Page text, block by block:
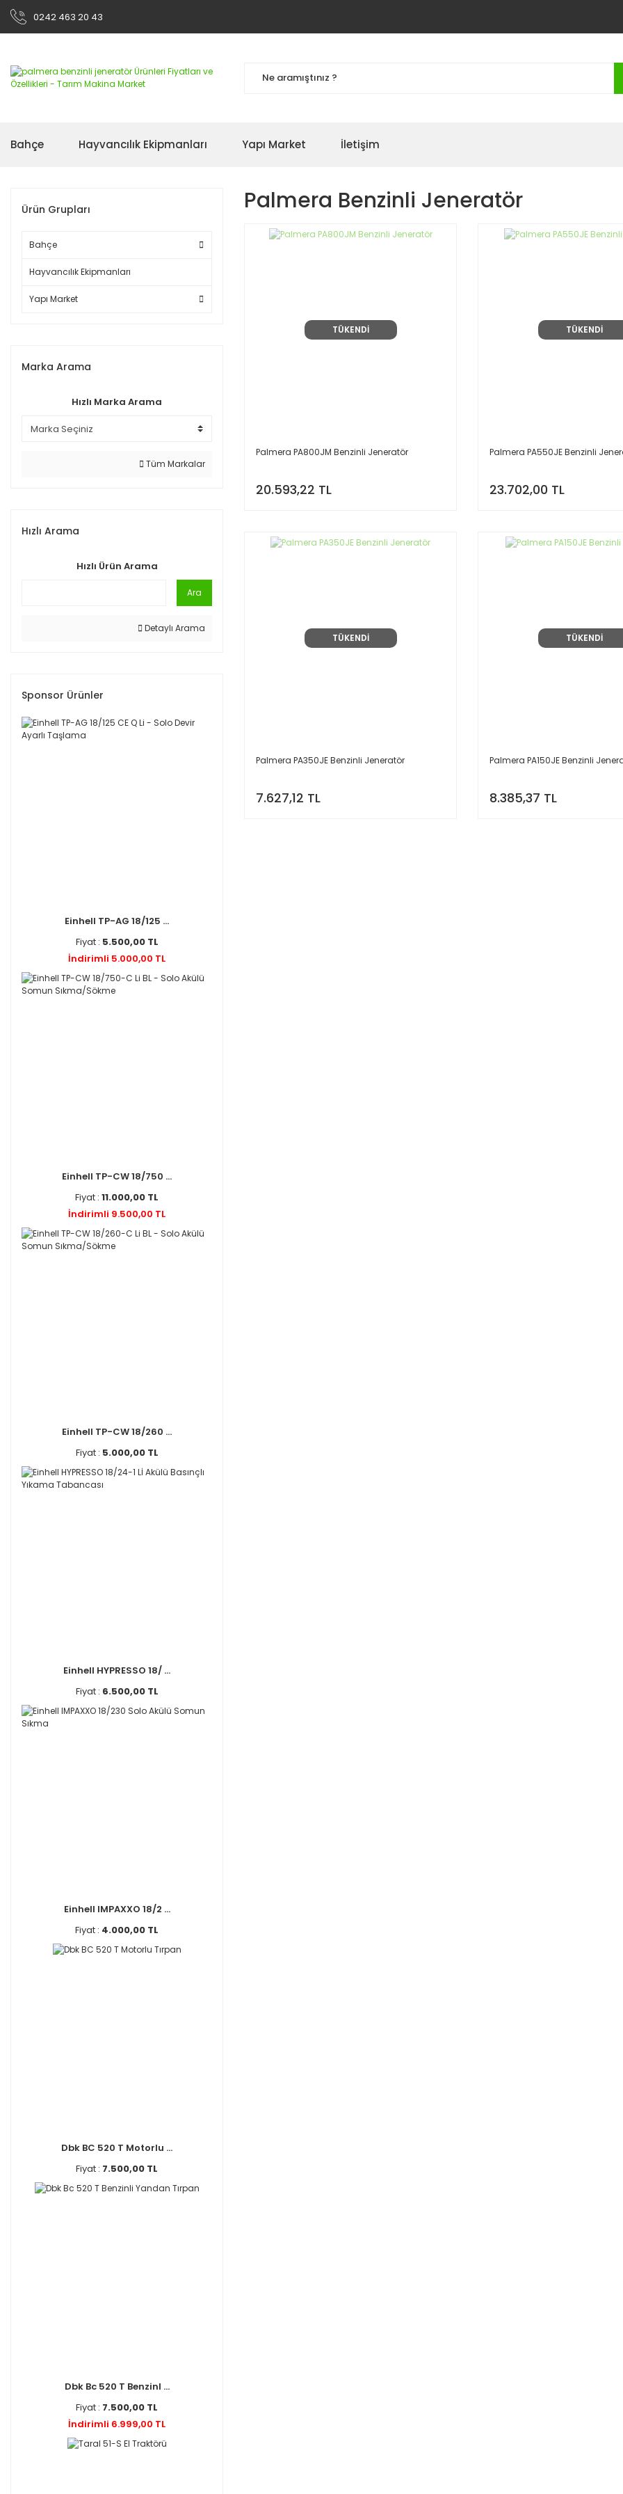
0242 463 20 43
Bahçe Hayvancılık Ekipmanları Yapı Market İletişim
Ürün Grupları
Bahçe
Hayvancılık Ekipmanları
Yapı Market
Marka Arama
Hızlı Marka Arama
Tüm Markalar
Hızlı Arama
Hızlı Ürün Arama
Ara
Detaylı Arama
Sponsor Ürünler
Einhell TP-AG 18/125 ...
Fiyat : 5.500,00 TL
İndirimli 5.000,00 TL
Einhell TP-CW 18/750 ...
Fiyat : 11.000,00 TL
İndirimli 9.500,00 TL
Einhell TP-CW 18/260 ...
Fiyat : 5.000,00 TL
Einhell HYPRESSO 18/ ...
Fiyat : 6.500,00 TL
Einhell IMPAXXO 18/2 ...
Fiyat : 4.000,00 TL
Dbk BC 520 T Motorlu ...
Fiyat : 7.500,00 TL
Dbk Bc 520 T Benzinl ...
Fiyat : 7.500,00 TL
İndirimli 6.999,00 TL
Palmera Benzinli Jeneratör
TÜKENDİ
Palmera PA800JM Benzinli Jeneratör
20.593,22 TL
TÜKENDİ
Palmera PA550JE Benzinli
23.702,00 TL
TÜKENDİ
Palmera PA350JE Benzinli Jeneratör
7.627,12 TL
TÜKENDİ
Palmera PA150JE Benzinli
8.385,37 TL